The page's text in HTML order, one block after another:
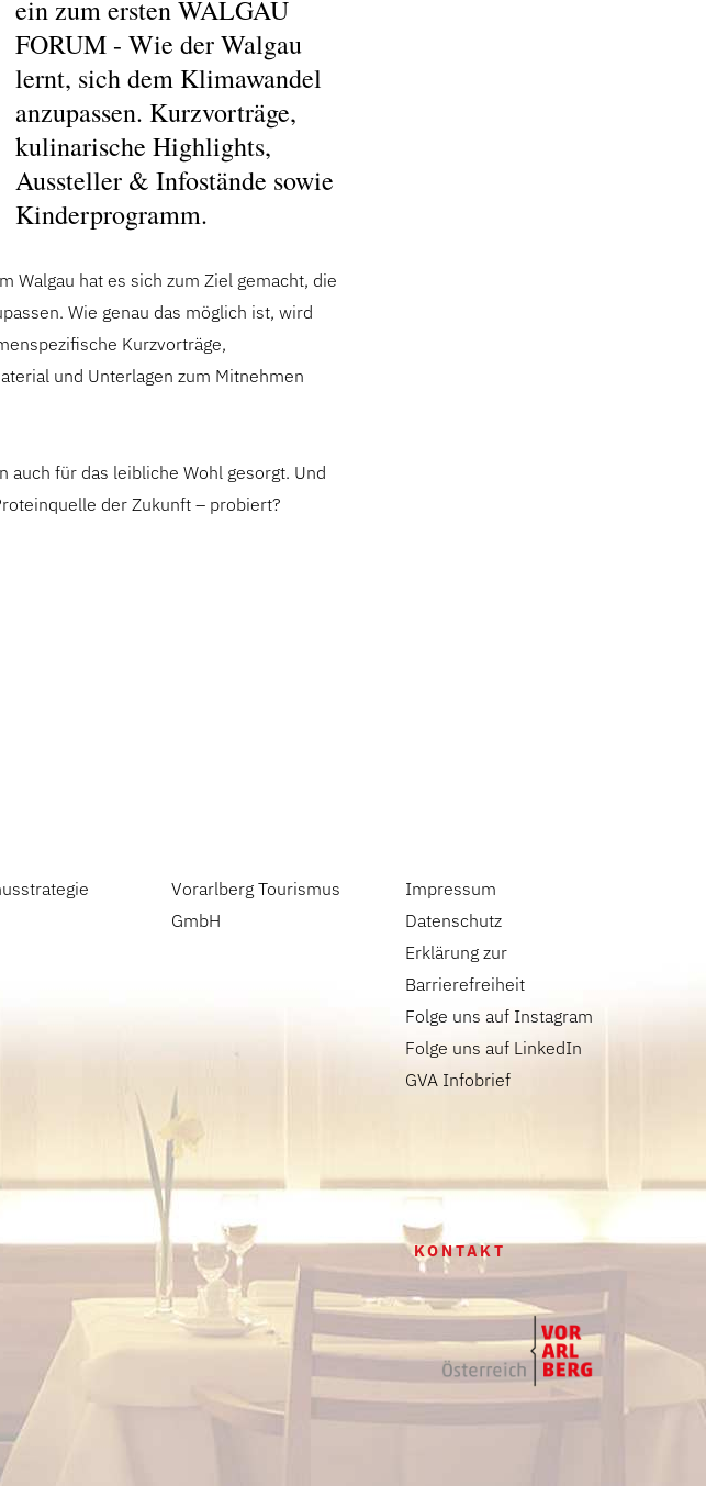
ein zum ersten WALGAU
FORUM - Wie der Walgau
lernt, sich dem Klimawandel
anzupassen. Kurzvorträge,
kulinarische Highlights,
Aussteller & Infostände sowie
Kinderprogramm.
Walgau hat es sich zum Ziel gemacht, die
Wie genau das möglich ist, wird
Kurzvorträge,
und Unterlagen zum Mitnehmen
für das leibliche Wohl gesorgt. Und
der Zukunft – probiert?
Vorarlberg Tourismus
GmbH
Impressum
Datenschutz
Erklärung zur
Barrierefreiheit
Folge uns auf Instagram
Folge uns auf LinkedIn
GVA Infobrief
KONTAKT